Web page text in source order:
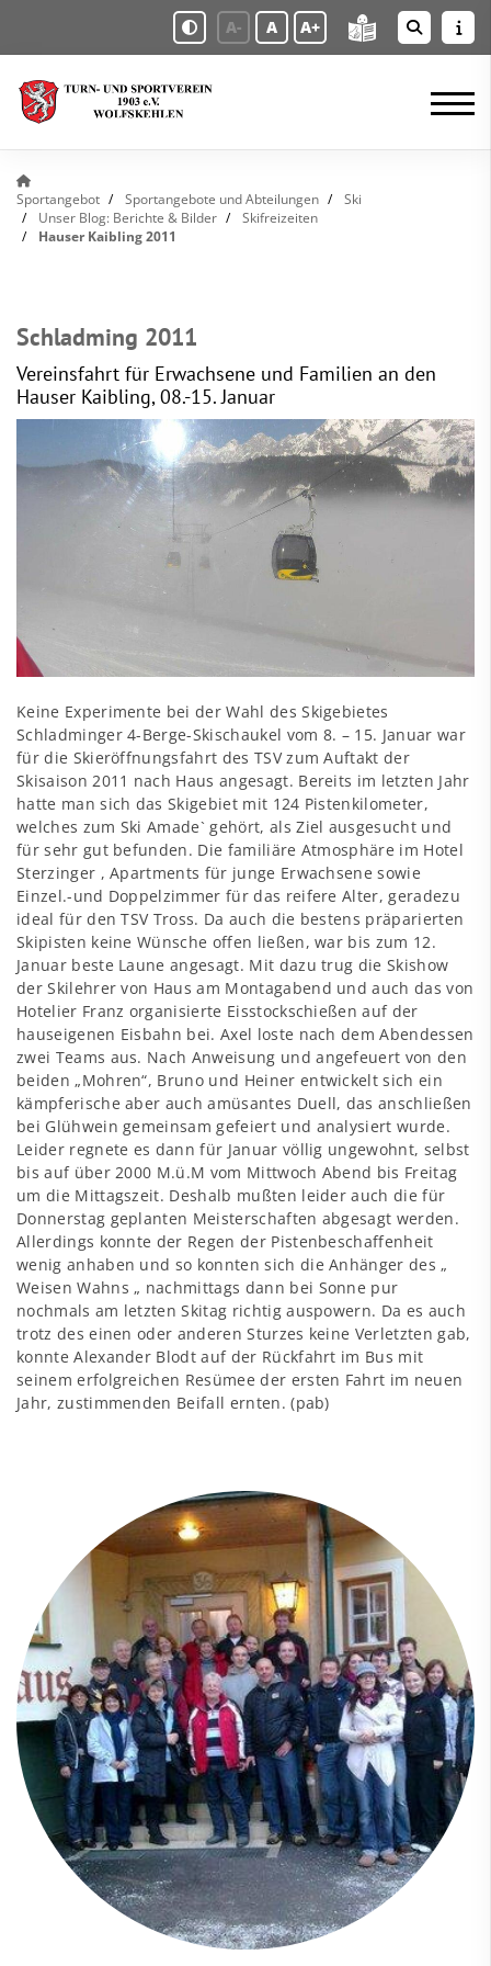
A- A A+
Sportangebot Sportangebote und Abteilungen
Ski
Unser Blog: Berichte & Bilder
Skifreizeiten
Hauser Kaibling 2011
Schladming 2011
Vereinsfahrt für Erwachsene und Familien an den
Hauser Kaibling, 08.-15. Januar
Keine Experimente bei der Wahl des Skigebietes
Schladminger 4-Berge-Skischaukel vom 8. – 15. Januar war
für die Skieröffnungsfahrt des TSV zum Auftakt der
Skisaison 2011 nach Haus angesagt. Bereits im letzten Jahr
hatte man sich das Skigebiet mit 124 Pistenkilometer,
welches zum Ski Amade` gehört, als Ziel ausgesucht und
für sehr gut befunden. Die familiäre Atmosphäre im Hotel
Sterzinger , Apartments für junge Erwachsene sowie
Einzel.-und Doppelzimmer für das reifere Alter, geradezu
ideal für den TSV Tross. Da auch die bestens präparierten
Skipisten keine Wünsche offen ließen, war bis zum 12.
Januar beste Laune angesagt. Mit dazu trug die Skishow
der Skilehrer von Haus am Montagabend und auch das von
Hotelier Franz organisierte Eisstockschießen auf der
hauseigenen Eisbahn bei. Axel loste nach dem Abendessen
zwei Teams aus. Nach Anweisung und angefeuert von den
beiden „Mohren“, Bruno und Heiner entwickelt sich ein
kämpferische aber auch amüsantes Duell, das anschließen
bei Glühwein gemeinsam gefeiert und analysiert wurde.
Leider regnete es dann für Januar völlig ungewohnt, selbst
bis auf über 2000 M.ü.M vom Mittwoch Abend bis Freitag
um die Mittagszeit. Deshalb mußten leider auch die für
Donnerstag geplanten Meisterschaften abgesagt werden.
Allerdings konnte der Regen der Pistenbeschaffenheit
wenig anhaben und so konnten sich die Anhänger des „
Weisen Wahns „ nachmittags dann bei Sonne pur
nochmals am letzten Skitag richtig auspowern. Da es auch
trotz des einen oder anderen Sturzes keine Verletzten gab,
konnte Alexander Blodt auf der Rückfahrt im Bus mit
seinem erfolgreichen Resümee der ersten Fahrt im neuen
Jahr, zustimmenden Beifall ernten. (pab)